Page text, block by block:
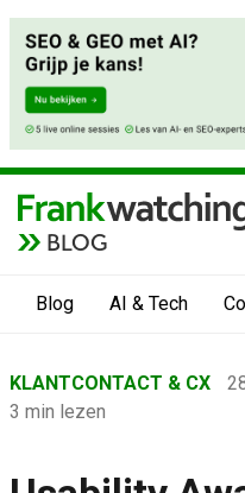
BLOG
Blog AI & Tech
›KLANTCONTACT & CX
3 min lezen